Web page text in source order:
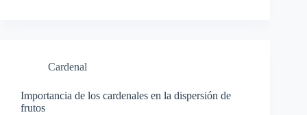
Cardenal
Importancia de los cardenales en la dispersión de
frutos